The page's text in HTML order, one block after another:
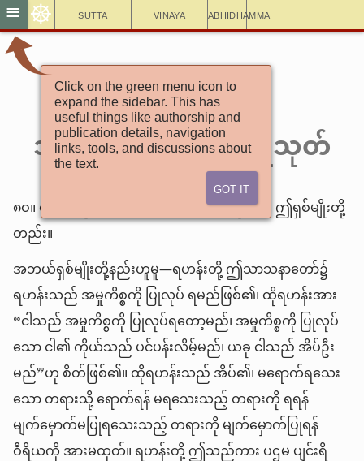
Sutta Vinaya Abhidhamma
≡ ☸
Click on the green menu icon to
expand the sidebar. This has
useful things like authorship and
publication details, navigation
links, tools, and discussions about
the text.
Got It
အင်္ဂုတ္တရနိကာယ်
(၈) ၃-ယမကဝဂ်
၁ဝ-ကုသီတာရ မ္ဘဝတ္ထုသုတ်
၈ဝ။ ရဟန်းတို့ ပျင်းရိခြင်း၏ အကြောင်းတို့သည် ဤရှစ်မျိုးတို့
တည်း။
အဘယ်ရှစ်မျိုးတို့နည်းဟူမူ—ရဟန်းတို့ ဤသာသနာတော်၌
ရဟန်းသည် အမှုကိစ္စကို ပြုလုပ် ရမည်ဖြစ်၏၊ ထိုရဟန်းအား
“ငါသည် အမှုကိစ္စကို ပြုလုပ်ရတော့မည်၊ အမှုကိစ္စကို ပြုလုပ်
သော ငါ၏ ကိုယ်သည် ပင်ပန်းလိမ့်မည်၊ ယခု ငါသည် အိပ်ဦး
မည်”ဟု စိတ်ဖြစ်၏။ ထိုရဟန်းသည် အိပ်၏၊ မရောက်ရသေး
သော တရားသို့ ရောက်ရန် မရသေးသည့် တရားကို ရရန်
မျက်မှောက်မပြုရသေးသည့် တရားကို မျက်မှောက်ပြုရန်
ဝီရိယကို အားမထုတ်။ ရဟန်းတို့ ဤသည်ကား ပဌမ ပျင်းရိ